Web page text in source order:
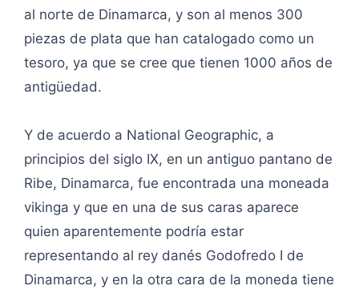
al norte de Dinamarca, y son al menos 300
piezas de plata que han catalogado como un
tesoro, ya que se cree que tienen 1000 años de
antigüedad.
Y de acuerdo a National Geographic, a
principios del siglo IX, en un antiguo pantano de
Ribe, Dinamarca, fue encontrada una moneada
vikinga y que en una de sus caras aparece
quien aparentemente podría estar
representando al rey danés Godofredo I de
Dinamarca, y en la otra cara de la moneda tiene